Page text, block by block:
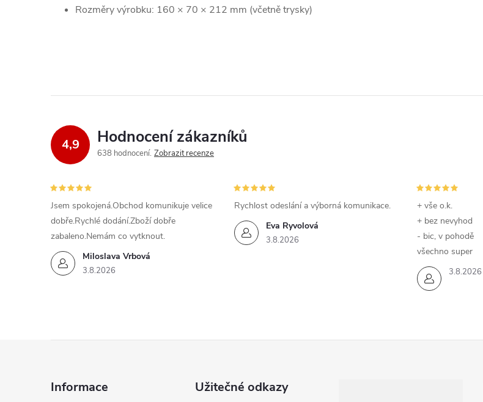
Rozměry výrobku: 160 × 70 × 212 mm (včetně trysky)
4,9 Hodnocení zákazníků
638 hodnocení Zobrazit recenze
Miloslava Vrbová
3.8.2026
Jsem spokojená.Obchod komunikuje velice
dobře.Rychlé dodání.Zboží dobře
zabaleno.Nemám co vytknout.
Eva Ryvolová
3.8.2026
Rychlost odeslání a výborná komunikace.
3.8.2026
+ vše o.k.
+ bez nevyhod
- bic, v pohodě
všechno super
Informace Užitečné odkazy